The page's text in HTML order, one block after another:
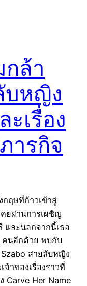
กล้า
บหญิง
ะเรื่อง
ารกิจ
กฤษที่ก้าวเข้าสู่
ยผ่านการเผชิญ
และนอกจากนี้เธอ
คนอีกด้วย พบกับ
สายลับหญิง
าของเรื่องราวที่
Carve Her Name